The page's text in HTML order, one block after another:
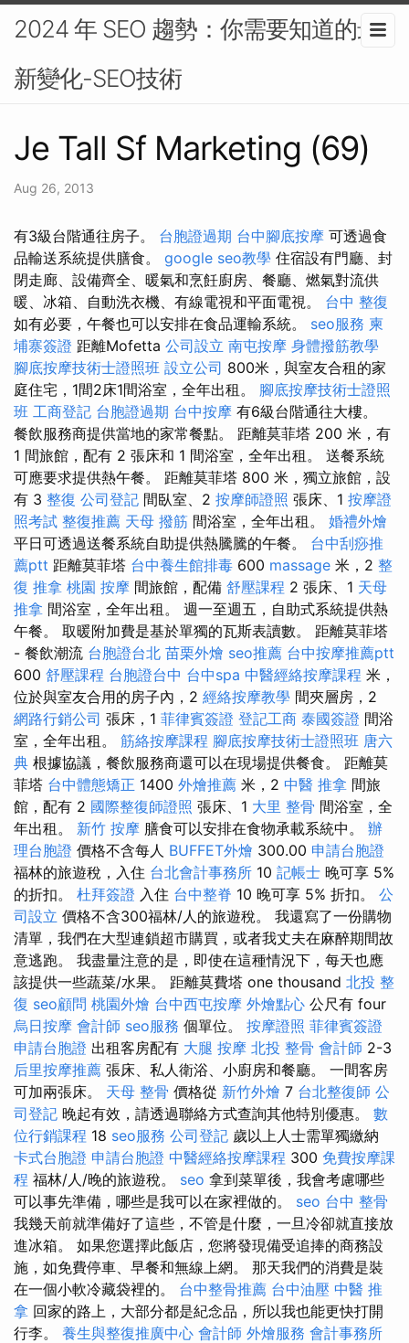
2024 年 SEO 趨勢：你需要知道的最
新變化-SEO技術
Je Tall Sf Marketing (69)
Aug 26, 2013
有3級台階通往房子。 台胞證過期 台中腳底按摩 可透過食
品輸送系統提供膳食。 google seo教學 住宿設有門廳、封
閉走廊、設備齊全、暖氣和烹飪廚房、餐廳、燃氣對流供
暖、冰箱、自動洗衣機、有線電視和平面電視。 台中 整復
如有必要，午餐也可以安排在食品運輸系統。 seo服務 柬
埔寨簽證 距離Mofetta 公司設立 南屯按摩 身體撥筋教學
腳底按摩技術士證照班 設立公司 800米，與室友合租的家
庭住宅，1間2床1間浴室，全年出租。 腳底按摩技術士證照
班 工商登記 台胞證過期 台中按摩 有6級台階通往大樓。
餐飲服務商提供當地的家常餐點。 距離莫菲塔 200 米，有
1 間旅館，配有 2 張床和 1 間浴室，全年出租。 送餐系統
可應要求提供熱午餐。 距離莫菲塔 800 米，獨立旅館，設
有 3 整復 公司登記 間臥室、2 按摩師證照 張床、1 按摩證
照考試 整復推薦 天母 撥筋 間浴室，全年出租。 婚禮外燴
平日可透過送餐系統自助提供熱騰騰的午餐。 台中刮痧推
薦ptt 距離莫菲塔 台中養生館排毒 600 massage 米，2 整
復 推拿 桃園 按摩 間旅館，配備 舒壓課程 2 張床、1 天母
推拿 間浴室，全年出租。 週一至週五，自助式系統提供熱
午餐。 取暖附加費是基於單獨的瓦斯表讀數。 距離莫菲塔
- 餐飲潮流 台胞證台北 苗栗外燴 seo推薦 台中按摩推薦ptt
600 舒壓課程 台胞證台中 台中spa 中醫經絡按摩課程 米，
位於與室友合用的房子內，2 經絡按摩教學 間夾層房，2
網路行銷公司 張床，1 菲律賓簽證 登記工商 泰國簽證 間浴
室，全年出租。 筋絡按摩課程 腳底按摩技術士證照班 唐六
典 根據協議，餐飲服務商還可以在現場提供餐食。 距離莫
菲塔 台中體態矯正 1400 外燴推薦 米，2 中醫 推拿 間旅
館，配有 2 國際整復師證照 張床、1 大里 整骨 間浴室，全
年出租。 新竹 按摩 膳食可以安排在食物承載系統中。 辦
理台胞證 價格不含每人 BUFFET外燴 300.00 申請台胞證
福林的旅遊稅，入住 台北會計事務所 10 記帳士 晚可享 5%
的折扣。 杜拜簽證 入住 台中整脊 10 晚可享 5% 折扣。 公
司設立 價格不含300福林/人的旅遊稅。 我還寫了一份購物
清單，我們在大型連鎖超市購買，或者我丈夫在麻醉期間故
意逃跑。 我盡量注意的是，即使在這種情況下，每天也應
該提供一些蔬菜/水果。 距離莫費塔 one thousand 北投 整
復 seo顧問 桃園外燴 台中西屯按摩 外燴點心 公尺有 four
烏日按摩 會計師 seo服務 個單位。 按摩證照 菲律賓簽證
申請台胞證 出租客房配有 大腿 按摩 北投 整骨 會計師 2-3
后里按摩推薦 張床、私人衛浴、小廚房和餐廳。 一間客房
可加兩張床。 天母 整骨 價格從 新竹外燴 7 台北整復師 公
司登記 晚起有效，請透過聯絡方式查詢其他特別優惠。 數
位行銷課程 18 seo服務 公司登記 歲以上人士需單獨繳納
卡式台胞證 申請台胞證 中醫經絡按摩課程 300 免費按摩課
程 福林/人/晚的旅遊稅。 seo 拿到菜單後，我會考慮哪些
可以事先準備，哪些是我可以在家裡做的。 seo 台中 整骨
我幾天前就準備好了這些，不管是什麼，一旦冷卻就直接放
進冰箱。 如果您選擇此飯店，您將發現備受追捧的商務設
施，如免費停車、早餐和無線上網。 那天我們的消費是裝
在一個小軟冷藏袋裡的。 台中整骨推薦 台中油壓 中醫 推
拿 回家的路上，大部分都是紀念品，所以我也能更快打開
行李。 養生與整復推廣中心 會計師 外燴服務 會計事務所